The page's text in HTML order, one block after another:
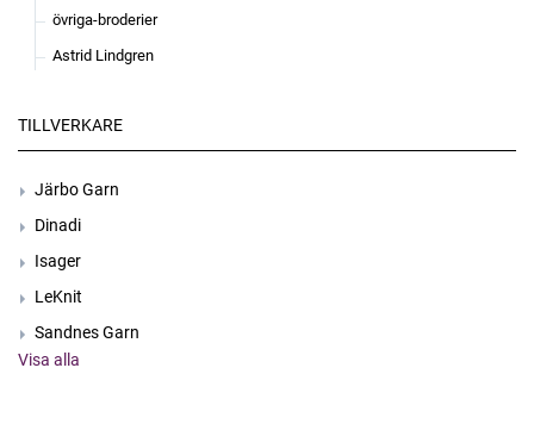
övriga-broderier
Astrid Lindgren
TILLVERKARE
Järbo Garn
Dinadi
Isager
LeKnit
Sandnes Garn
Visa alla